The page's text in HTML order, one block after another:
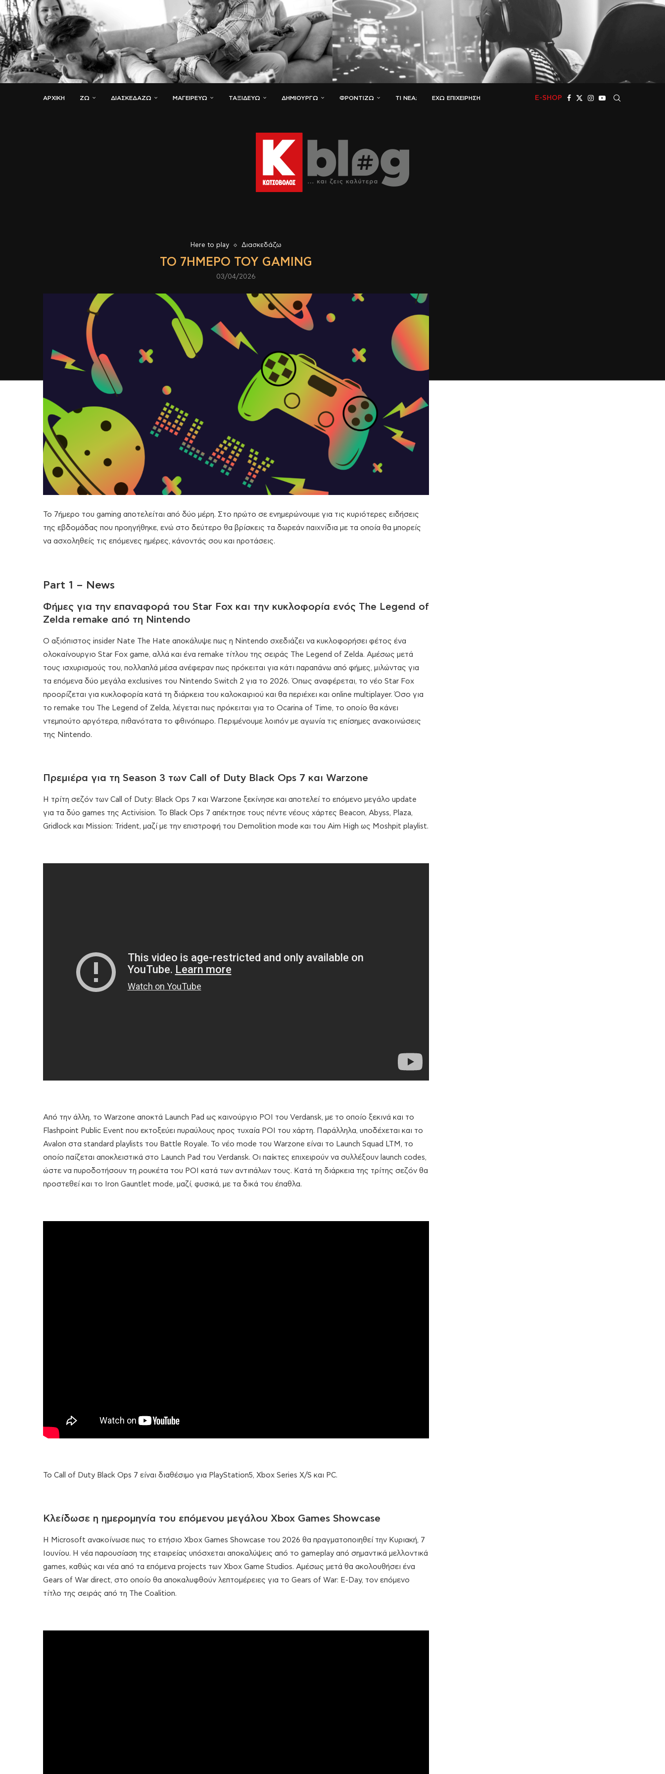
ΑΡΧΙΚΗ ΖΏ ΔΙΑΣΚΕΔΆΖΩ ΜΑΓΕΙΡΕΎΩ ΤΑΞΙΔΕΎΩ ΔΗΜΙΟΥΡΓΏ ΦΡΟΝΤΊΖΩ ΤΙ ΝΈΑ; ΈΧΩ ΕΠΙΧΕΊΡΗΣΗ E-SHOP
Here to play Διασκεδάζω
ΤΟ 7ΉΜΕΡΟ ΤΟΥ GAMING
03/04/2026
Το 7ήμερο του gaming αποτελείται από δύο μέρη. Στο πρώτο σε ενημερώνουμε για τις κυριότερες ειδήσεις
της εβδομάδας που προηγήθηκε, ενώ στο δεύτερο θα βρίσκεις τα δωρεάν παιχνίδια με τα οποία θα μπορείς
να ασχοληθείς τις επόμενες ημέρες, κάνοντάς σου και προτάσεις.
Part 1 – News
Φήμες για την επαναφορά του Star Fox και την κυκλοφορία ενός The Legend of
Zelda remake από τη Nintendo
Ο αξιόπιστος insider Nate The Hate αποκάλυψε πως η Nintendo σχεδιάζει να κυκλοφορήσει φέτος ένα
ολοκαίνουργιο Star Fox game, αλλά και ένα remake τίτλου της σειράς The Legend of Zelda. Αμέσως μετά
τους ισχυρισμούς του, πολλαπλά μέσα ανέφεραν πως πρόκειται για κάτι παραπάνω από φήμες, μιλώντας για
τα επόμενα δύο μεγάλα exclusives του Nintendo Switch 2 για το 2026. Όπως αναφέρεται, το νέο Star Fox
προορίζεται για κυκλοφορία κατά τη διάρκεια του καλοκαιριού και θα περιέχει και online multiplayer. Όσο για
το remake του The Legend of Zelda, λέγεται πως πρόκειται για το Ocarina of Time, το οποίο θα κάνει
ντεμπούτο αργότερα, πιθανότατα το φθινόπωρο. Περιμένουμε λοιπόν με αγωνία τις επίσημες ανακοινώσεις
της Nintendo.
Πρεμιέρα για τη Season 3 των Call of Duty Black Ops 7 και Warzone
Η τρίτη σεζόν των Call of Duty: Black Ops 7 και Warzone ξεκίνησε και αποτελεί το επόμενο μεγάλο update
για τα δύο games της Activision. Το Black Ops 7 απέκτησε τους πέντε νέους χάρτες Beacon, Abyss, Plaza,
Gridlock και Mission: Trident, μαζί με την επιστροφή του Demolition mode και του Aim High ως Moshpit playlist.
Από την άλλη, το Warzone αποκτά Launch Pad ως καινούργιο POI του Verdansk, με το οποίο ξεκινά και το
Flashpoint Public Event που εκτοξεύει πυραύλους προς τυχαία POI του χάρτη. Παράλληλα, υποδέχεται και το
Avalon στα standard playlists του Battle Royale. Το νέο mode του Warzone είναι το Launch Squad LTM, το
οποίο παίζεται αποκλειστικά στο Launch Pad του Verdansk. Οι παίκτες επιχειρούν να συλλέξουν launch codes,
ώστε να πυροδοτήσουν τη ρουκέτα του POI κατά των αντιπάλων τους. Κατά τη διάρκεια της τρίτης σεζόν θα
προστεθεί και το Iron Gauntlet mode, μαζί, φυσικά, με τα δικά του έπαθλα.
Το Call of Duty Black Ops 7 είναι διαθέσιμο για PlayStation5, Xbox Series X/S και PC.
Κλείδωσε η ημερομηνία του επόμενου μεγάλου Xbox Games Showcase
Η Microsoft ανακοίνωσε πως το ετήσιο Xbox Games Showcase του 2026 θα πραγματοποιηθεί την Κυριακή, 7
Ιουνίου. Η νέα παρουσίαση της εταιρείας υπόσχεται αποκαλύψεις από το gameplay από σημαντικά μελλοντικά
games, καθώς και νέα από τα επόμενα projects των Xbox Game Studios. Αμέσως μετά θα ακολουθήσει ένα
Gears of War direct, στο οποίο θα αποκαλυφθούν λεπτομέρειες για το Gears of War: E-Day, τον επόμενο
τίτλο της σειράς από τη The Coalition.